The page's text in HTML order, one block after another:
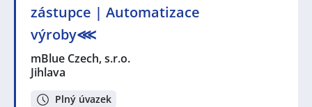
zástupce | Automatizace
výroby⋘
mBlue Czech, s.r.o.
Jihlava
Plný úvazek